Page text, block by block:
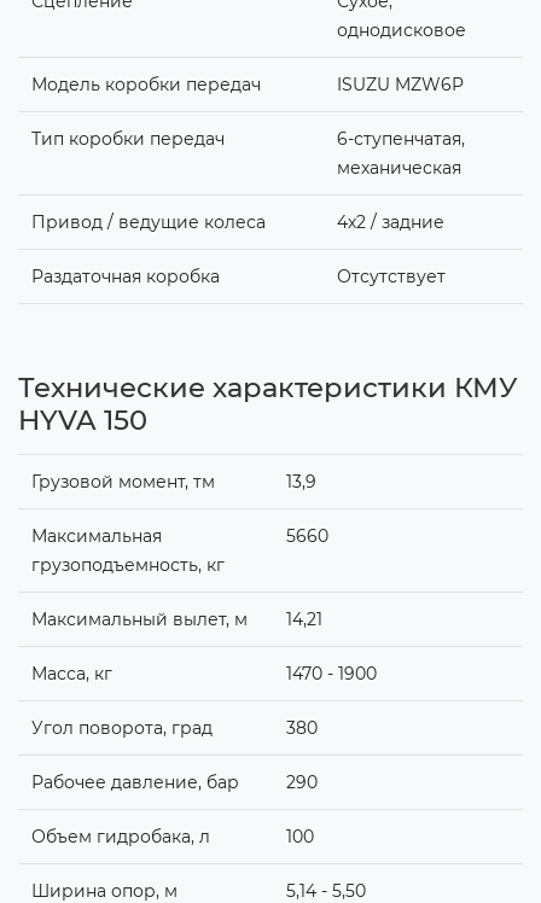
однодисковое
Модель коробки передач ISUZU MZW6P
Тип коробки передач
6-ступенчатая,
механическая
Привод / ведущие колеса 4х2 / задние
Раздаточная коробка Отсутствует
Технические характеристики КМУ
HYVA 150
Грузовой момент, тм 13,9
Максимальная
грузоподъемность, кг
5660
Максимальный вылет, м 14,21
Масса, кг 1470 - 1900
Угол поворота, град 380
Рабочее давление, бар 290
Объем гидробака, л 100
Ширина опор, м 5,14 - 5,50